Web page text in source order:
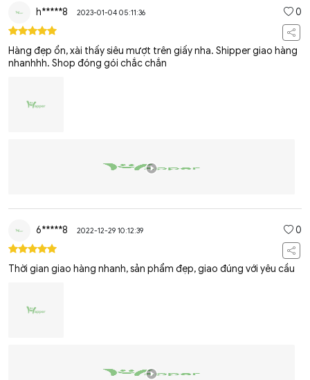
h*****8 2023-01-04 05:11:36 0
Hàng đẹp ổn, xài thấy siêu mượt trên giấy nha. Shipper giao hàng
nhanhhh. Shop đóng gói chắc chắn
6*****8 2022-12-29 10:12:39 0
Thời gian giao hàng nhanh, sản phẩm đẹp, giao đúng với yêu cầu